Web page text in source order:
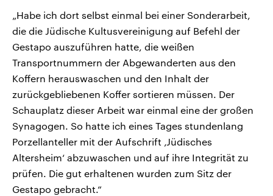
„Habe ich dort selbst einmal bei einer Sonderarbeit,
die die Jüdische Kultusvereinigung auf Befehl der
Gestapo auszuführen hatte, die weißen
Transportnummern der Abgewanderten aus den
Koffern herauswaschen und den Inhalt der
zurückgebliebenen Koffer sortieren müssen. Der
Schauplatz dieser Arbeit war einmal eine der großen
Synagogen. So hatte ich eines Tages stundenlang
Porzellanteller mit der Aufschrift ‚Jüdisches
Altersheim‘ abzuwaschen und auf ihre Integrität zu
prüfen. Die gut erhaltenen wurden zum Sitz der
Gestapo gebracht.“